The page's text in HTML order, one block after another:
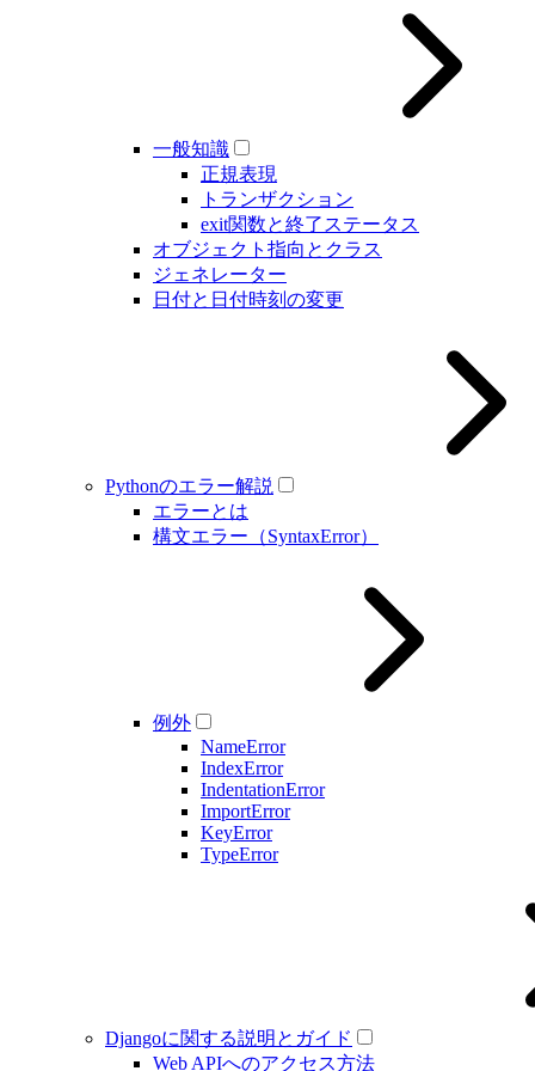
一般知識
正規表現
トランザクション
exit関数と終了ステータス
オブジェクト指向とクラス
ジェネレーター
日付と日付時刻の変更
Pythonのエラー解説
エラーとは
構文エラー（SyntaxError）
例外
NameError
IndexError
IndentationError
ImportError
KeyError
TypeError
Djangoに関する説明とガイド
Web APIへのアクセス方法